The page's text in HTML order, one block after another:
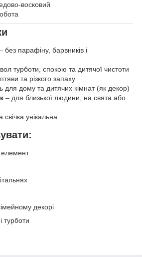
восковий
без парафіну, барвників і
турботи, спокою та дитячої чистоти
та різкого запаху
для дому та дитячих кімнат (як декор)
– для близької людини, на свята або
свічка унікальна
елемент
декорі
турботи